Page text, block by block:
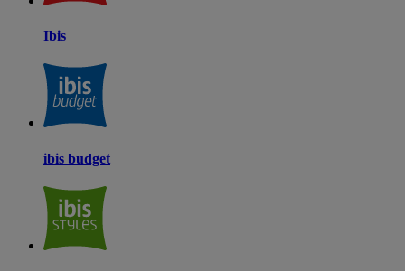
Ibis
ibis budget